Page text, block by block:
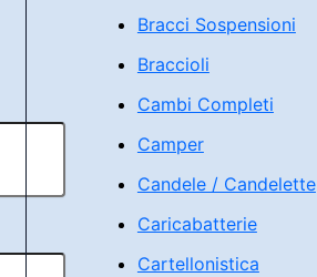
Bracci Sospensioni
Braccioli
Cambi Completi
Camper
Candele / Candelette
Caricabatterie
Cartellonistica